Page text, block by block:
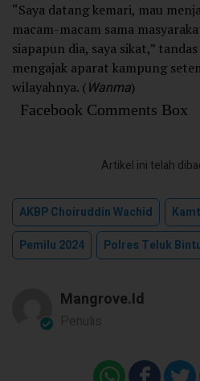
“Saya datang kemari, mau
macam-macam sama
siapapun dia, saya sikat,”
mengajak aparat kampung
wilayahnya. (Wanma)
Facebook Comments Box
Artikel ini telah
AKBP Choiruddin Wachid
Pemilu 2024
Polres Teluk
Mangrove.id